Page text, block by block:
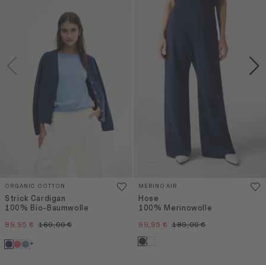
ORGANIC COTTON
Strick Cardigan
100% Bio-Baumwolle
89,95 € 169,00 €
+
MERINO AIR
Hose
100% Merinowolle
99,95 € 189,00 €